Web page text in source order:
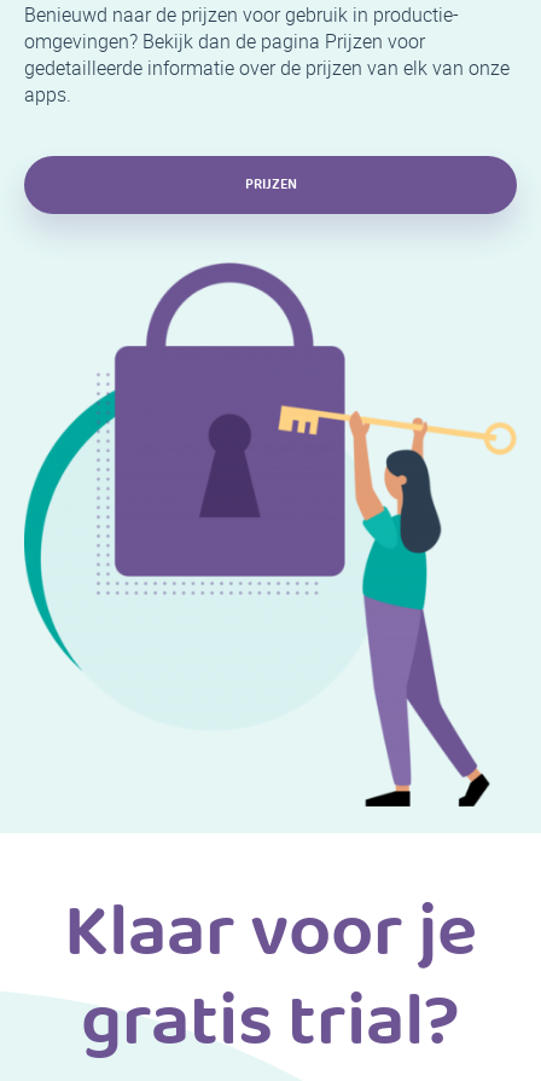
Benieuwd naar de prijzen voor gebruik in productie-
omgevingen? Bekijk dan de pagina Prijzen voor
gedetailleerde informatie over de prijzen van elk van onze
apps.
PRIJZEN
Klaar voor je
gratis trial?